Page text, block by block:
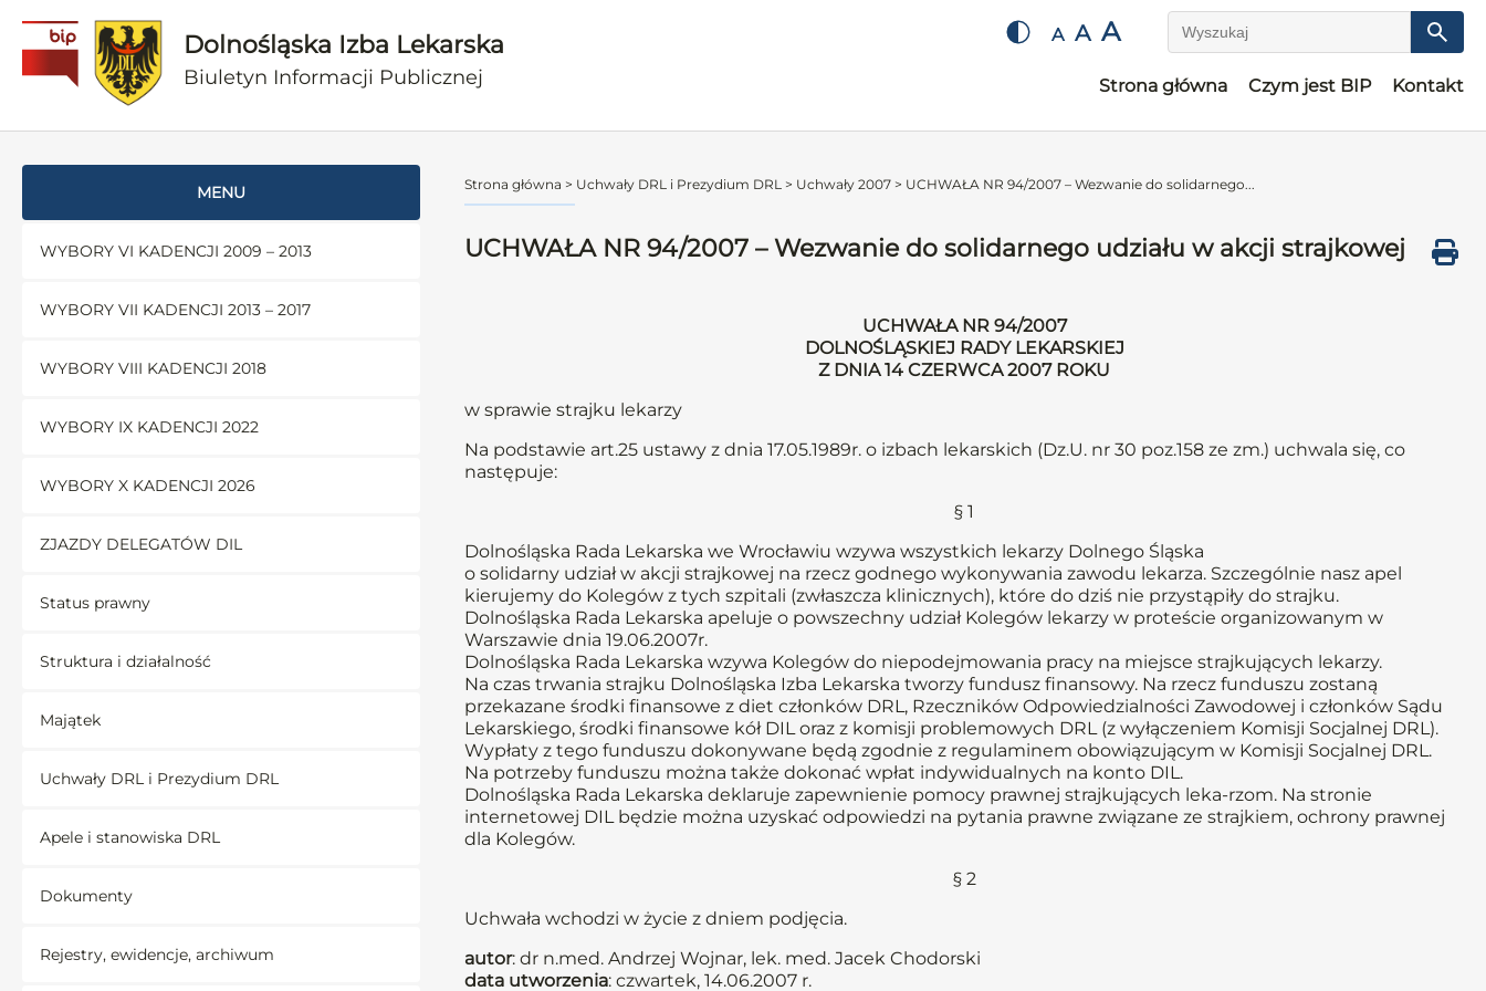
Dolnośląska Izba Lekarska
Biuletyn Informacji Publicznej
A A A Wyszukaj
Strona główna Czym jest BIP Kontakt
MENU
WYBORY VI KADENCJI 2009 – 2013
WYBORY VII KADENCJI 2013 – 2017
WYBORY VIII KADENCJI 2018
WYBORY IX KADENCJI 2022
WYBORY X KADENCJI 2026
ZJAZDY DELEGATÓW DIL
Status prawny
Struktura i działalność
Majątek
Uchwały DRL i Prezydium DRL
Apele i stanowiska DRL
Dokumenty
Rejestry, ewidencje, archiwum
Strona główna > Uchwały DRL i Prezydium DRL > Uchwały 2007 > UCHWAŁA NR 94/2007 – Wezwanie do solidarnego...
UCHWAŁA NR 94/2007 – Wezwanie do solidarnego udziału w akcji strajkowej
UCHWAŁA NR 94/2007
DOLNOŚLĄSKIEJ RADY LEKARSKIEJ
Z DNIA 14 CZERWCA 2007 ROKU
w sprawie strajku lekarzy
Na podstawie art.25 ustawy z dnia 17.05.1989r. o izbach lekarskich (Dz.U. nr 30 poz.158 ze zm.) uchwala się, co
następuje:
§ 1
Dolnośląska Rada Lekarska we Wrocławiu wzywa wszystkich lekarzy Dolnego Śląska
o solidarny udział w akcji strajkowej na rzecz godnego wykonywania zawodu lekarza. Szczególnie nasz apel
kierujemy do Kolegów z tych szpitali (zwłaszcza klinicznych), które do dziś nie przystąpiły do strajku.
Dolnośląska Rada Lekarska apeluje o powszechny udział Kolegów lekarzy w proteście organizowanym w
Warszawie dnia 19.06.2007r.
Dolnośląska Rada Lekarska wzywa Kolegów do niepodejmowania pracy na miejsce strajkujących lekarzy.
Na czas trwania strajku Dolnośląska Izba Lekarska tworzy fundusz finansowy. Na rzecz funduszu zostaną
przekazane środki finansowe z diet członków DRL, Rzeczników Odpowiedzialności Zawodowej i członków Sądu
Lekarskiego, środki finansowe kół DIL oraz z komisji problemowych DRL (z wyłączeniem Komisji Socjalnej DRL).
Wypłaty z tego funduszu dokonywane będą zgodnie z regulaminem obowiązującym w Komisji Socjalnej DRL.
Na potrzeby funduszu można także dokonać wpłat indywidualnych na konto DIL.
Dolnośląska Rada Lekarska deklaruje zapewnienie pomocy prawnej strajkujących leka-rzom. Na stronie
internetowej DIL będzie można uzyskać odpowiedzi na pytania prawne związane ze strajkiem, ochrony prawnej
dla Kolegów.
§ 2
Uchwała wchodzi w życie z dniem podjęcia.
autor: dr n.med. Andrzej Wojnar, lek. med. Jacek Chodorski
data utworzenia: czwartek, 14.06.2007 r.